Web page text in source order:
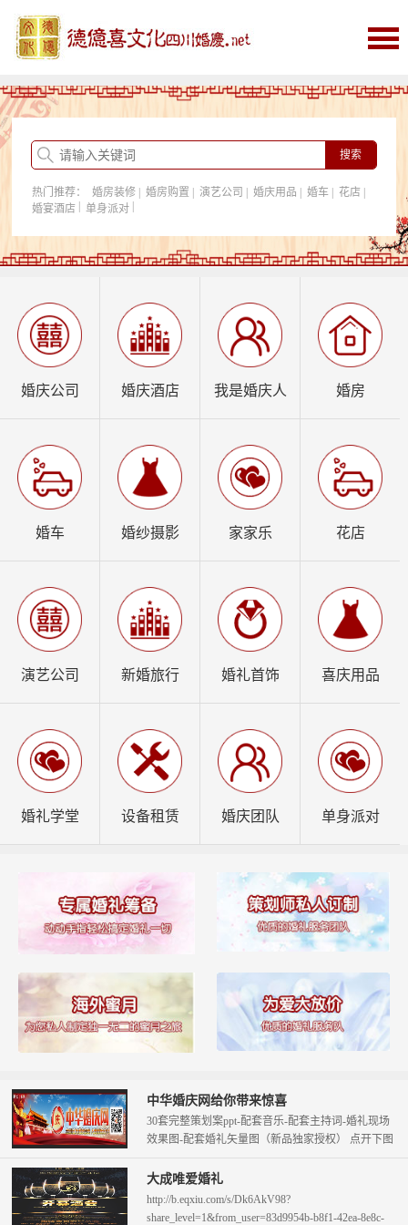
首页
婚庆
婚庆酒店
婚房购置
我是婚庆人
热门推荐： 婚房装修| 婚房购置 演艺公司 婚庆用品 婚车| 花店|
婚宴酒店| 单身派对|
婚庆公司 婚庆酒店 我是婚庆人 婚房
婚车 婚纱摄影 家家乐 花店
演艺公司 新婚旅行 婚礼首饰 喜庆用品
婚礼学堂 设备租赁 婚庆团队 单身派对
中华婚庆网给你带来惊喜
30套完整策划案ppt-配套音乐-配套主持词-婚礼现场
效果图-配套婚礼矢量图（新品独家授权） 点开下图
大成唯爱婚礼
http://b.eqxiu.com/s/Dk6AkV98?
share_level=1&from_user=83d9954b-b8f1-42ea-8e8c-